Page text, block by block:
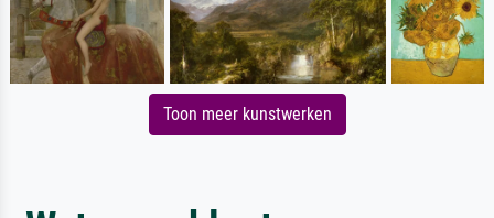
Toon meer kunstwerken